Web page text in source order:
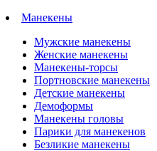
Манекены
Мужские манекены
Женские манекены
Манекены-торсы
Портновские манекены
Детские манекены
Демоформы
Манекены головы
Парики для манекенов
Безликие манекены